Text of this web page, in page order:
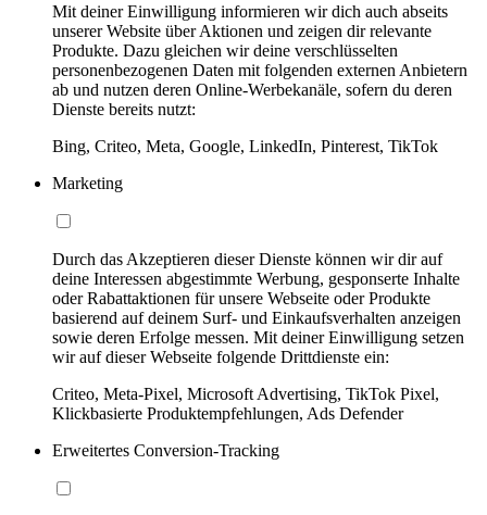
Mit deiner Einwilligung informieren wir dich auch abseits
unserer Website über Aktionen und zeigen dir relevante
Produkte. Dazu gleichen wir deine verschlüsselten
personenbezogenen Daten mit folgenden externen Anbietern
ab und nutzen deren Online-Werbekanäle, sofern du deren
Dienste bereits nutzt:
Bing, Criteo, Meta, Google, LinkedIn, Pinterest, TikTok
Marketing
Durch das Akzeptieren dieser Dienste können wir dir auf
deine Interessen abgestimmte Werbung, gesponserte Inhalte
oder Rabattaktionen für unsere Webseite oder Produkte
basierend auf deinem Surf- und Einkaufsverhalten anzeigen
sowie deren Erfolge messen. Mit deiner Einwilligung setzen
wir auf dieser Webseite folgende Drittdienste ein:
Criteo, Meta-Pixel, Microsoft Advertising, TikTok Pixel,
Klickbasierte Produktempfehlungen, Ads Defender
Erweitertes Conversion-Tracking